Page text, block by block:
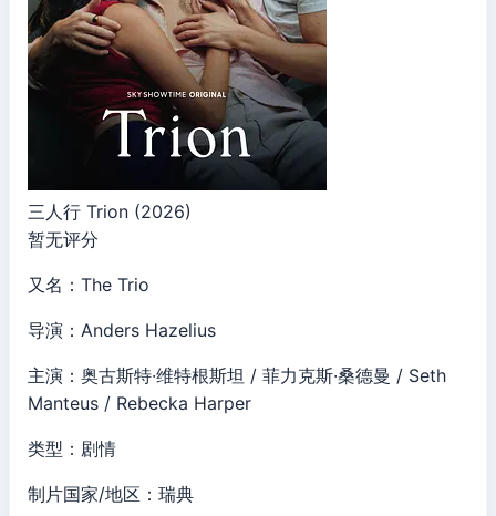
三人行 Trion (2026)
暂无评分
又名：The Trio
导演：Anders Hazelius
主演：奥古斯特·维特根斯坦 / 菲力克斯·桑德曼 / Seth
Manteus / Rebecka Harper
类型：剧情
制片国家/地区：瑞典